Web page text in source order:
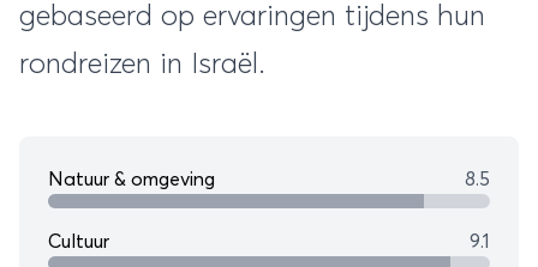
gebaseerd op ervaringen tijdens hun
rondreizen in Israël.
Natuur & omgeving 8.5
Cultuur 9.1